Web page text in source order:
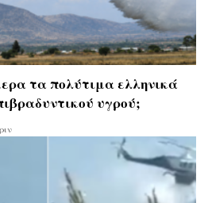
τα πολύτιμα ελληνικά
υγρού;